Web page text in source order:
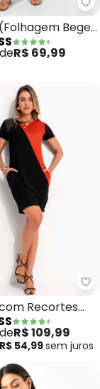
(Cinza
Bege)
Fria
R$ 69,99
(Preto) em
Recortes
e Preto)
R$ 109,99
R$ 54,99sem juros